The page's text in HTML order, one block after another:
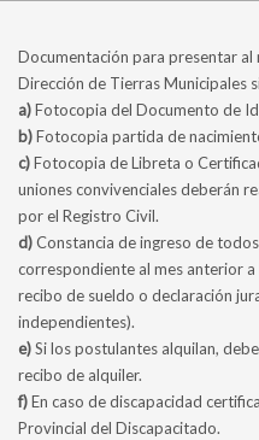
Documentación para presentar
Dirección de Tierras Municipales
a)Fotocopia del Documento de
b)Fotocopia partida de
c)Fotocopia de Libreta o
uniones convivenciales deberán
por el Registro Civil.
d)Constancia de ingreso de
correspondiente al mes anterior
recibo de sueldo o declaración
independientes).
e)Si los postulantes alquilan,
recibo de alquiler.
f)En caso de discapacidad
Provincial del Discapacitado.